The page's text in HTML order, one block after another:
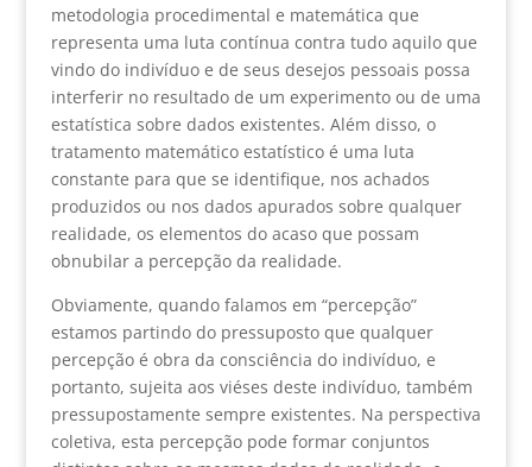
metodologia procedimental e matemática que
representa uma luta contínua contra tudo aquilo que
vindo do indivíduo e de seus desejos pessoais possa
interferir no resultado de um experimento ou de uma
estatística sobre dados existentes. Além disso, o
tratamento matemático estatístico é uma luta
constante para que se identifique, nos achados
produzidos ou nos dados apurados sobre qualquer
realidade, os elementos do acaso que possam
obnubilar a percepção da realidade.
Obviamente, quando falamos em “percepção”
estamos partindo do pressuposto que qualquer
percepção é obra da consciência do indivíduo, e
portanto, sujeita aos viéses deste indivíduo, também
pressupostamente sempre existentes. Na perspectiva
coletiva, esta percepção pode formar conjuntos